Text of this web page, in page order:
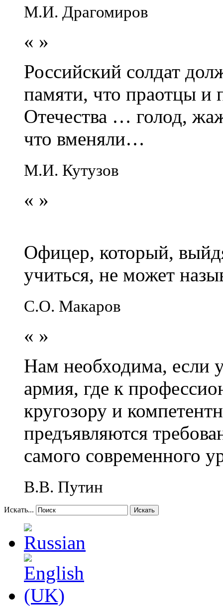
М.И. Драгомиров
« »
Российский солдат
памяти, что праотцы и
Отечества … голод,
что вменяли…
М.И. Кутузов
« »
Офицер, который,
учиться, не может
С.О. Макаров
« »
Нам необходима, если
армия, где к
кругозору и
предъявляются
самого современного
В.В. Путин
Искать... Искать